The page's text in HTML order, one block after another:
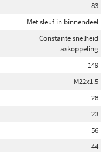
83
Met sleuf in binnendeel
Constante snelheid
askoppeling
149
M22x1.5
28
23
56
44